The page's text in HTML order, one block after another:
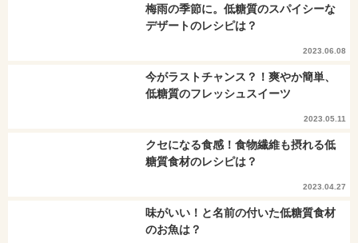
梅雨の季節に。低糖質のスパイシーな
デザートのレシピは？
2023.06.08
今がラストチャンス？！爽やか簡単、
低糖質のフレッシュスイーツ
2023.05.11
クセになる食感！食物繊維も摂れる低
糖質食材のレシピは？
2023.04.27
味がいい！と名前の付いた低糖質食材
のお魚は？